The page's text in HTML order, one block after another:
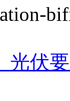
光伏